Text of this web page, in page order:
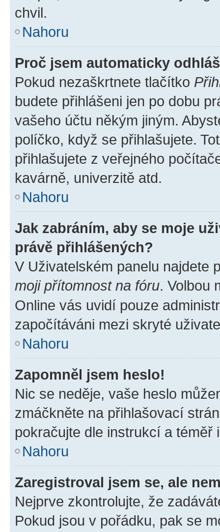
chvil.
Nahoru
Proč jsem automaticky
Pokud nezaškrtnete tlačítko
budete přihlášeni jen po dobu
vašeho účtu někým jiným.
políčko, když se přihlašujete.
přihlašujete z veřejného
kavárně, univerzitě atd.
Nahoru
Jak zabráním, aby se moje
právě přihlášených?
V Uživatelském panelu najdete
moji přítomnost na fóru. Volbou
Online vás uvidí pouze
započítáváni mezi skryté
Nahoru
Zapomněl jsem heslo!
Nic se neděje, vaše heslo
zmáčkněte na přihlašovací
pokračujte dle instrukcí a téměř
Nahoru
Zaregistroval jsem se, ale
Nejprve zkontrolujte, že
Pokud jsou v pořádku, pak se